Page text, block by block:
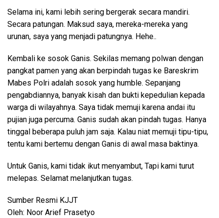
Selama ini, kami lebih sering bergerak secara mandiri.
Secara patungan. Maksud saya, mereka-mereka yang
urunan, saya yang menjadi patungnya. Hehe..
Kembali ke sosok Ganis. Sekilas memang polwan dengan
pangkat pamen yang akan berpindah tugas ke Bareskrim
Mabes Polri adalah sosok yang humble. Sepanjang
pengabdiannya, banyak kisah dan bukti kepedulian kepada
warga di wilayahnya. Saya tidak memuji karena andai itu
pujian juga percuma. Ganis sudah akan pindah tugas. Hanya
tinggal beberapa puluh jam saja. Kalau niat memuji tipu-tipu,
tentu kami bertemu dengan Ganis di awal masa baktinya.
Untuk Ganis, kami tidak ikut menyambut, Tapi kami turut
melepas. Selamat melanjutkan tugas.
Sumber Resmi KJJT
Oleh: Noor Arief Prasetyo